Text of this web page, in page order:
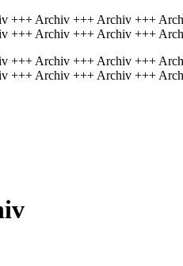
+++ Archiv +++ Archiv +++
+++ Archiv +++ Archiv +++
+++ Archiv +++ Archiv +++
+++ Archiv +++ Archiv +++